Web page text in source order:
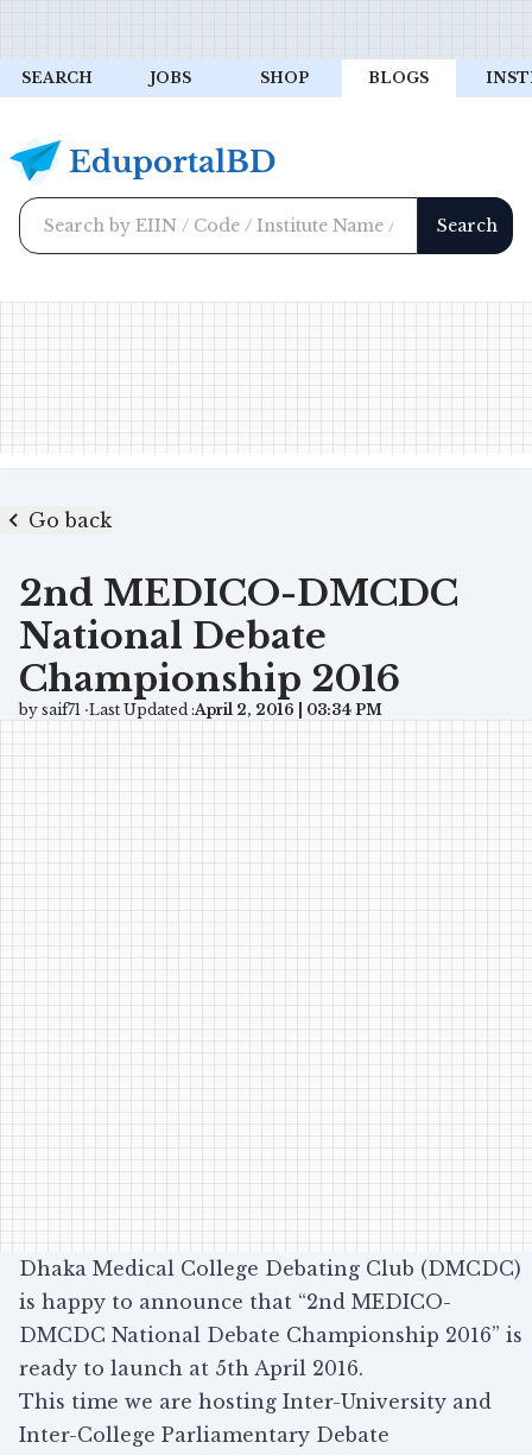
SEARCH JOBS SHOP BLOGS
Go back
2nd MEDICO-DMCDC
National Debate
Championship 2016
by saif71 ⋅Last Updated :April 2, 2016 | 03:34 PM
Dhaka Medical College Debating Club (DMCDC)
is happy to announce that “2nd MEDICO-
DMCDC National Debate Championship 2016” is
ready to launch at 5th April 2016.
This time we are hosting Inter-University and
Inter-College Parliamentary Debate